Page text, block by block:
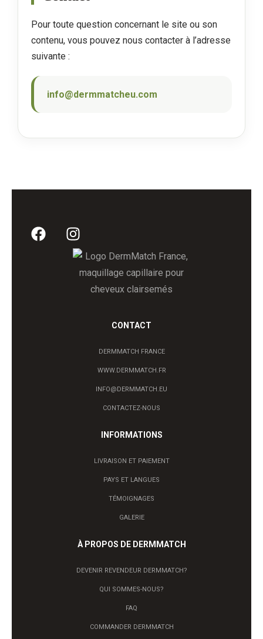
Pour toute question concernant le site ou son
contenu, vous pouvez nous contacter à l’adresse
suivante :
info@dermmatcheu.com
CONTACT
DERMMATCH FRANCE
WWW.DERMMATCH.FR
INFO@DERMMATCH.EU
CONTACTEZ-NOUS
INFORMATIONS
LIVRAISON ET PAIEMENT
PAYS ET LANGUES
TÉMOIGNAGES
GALERIE
À PROPOS DE DERMMATCH
DEVENIR REVENDEUR DERMMATCH?
QUI SOMMES-NOUS?
FAQ
COMMANDER DERMMATCH